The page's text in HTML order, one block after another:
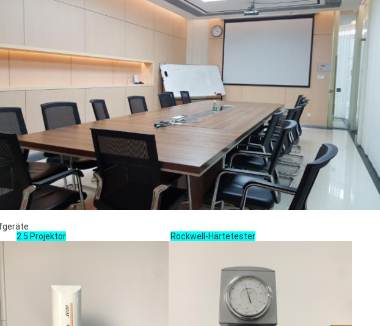
2.5 Projektor
Rockwell-Härtetester